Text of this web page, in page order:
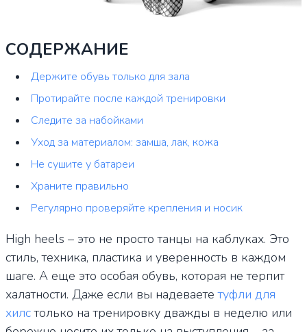
СОДЕРЖАНИЕ
Держите обувь только для зала
Протирайте после каждой тренировки
Следите за набойками
Уход за материалом: замша, лак, кожа
Не сушите у батареи
Храните правильно
Регулярно проверяйте крепления и носик
High heels – это не просто танцы на каблуках. Это
стиль, техника, пластика и уверенность в каждом
шаге. А еще это особая обувь, которая не терпит
халатности. Даже если вы надеваететуфли для
хилстолько на тренировку дважды в неделю или